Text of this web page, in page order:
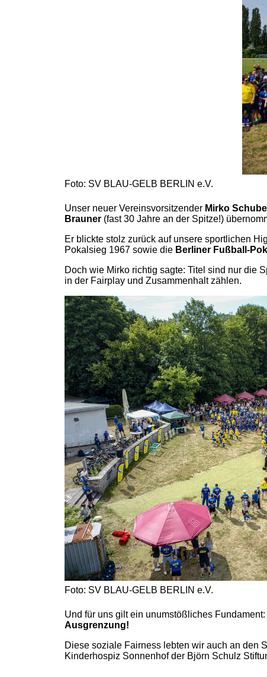
Foto: SV BLAU-GELB BERLIN e.V.
Unser neuer Vereinsvorsitzender Mirko
Brauner (fast 30 Jahre an der Spitze!)
Er blickte stolz zurück auf unsere sportlichen
Pokalsieg 1967 sowie die Berliner Fußball-
Doch wie Mirko richtig sagte: Titel sind nur die
in der Fairplay und Zusammenhalt zählen.
Foto: SV BLAU-GELB BERLIN e.V.
Und für uns gilt ein unumstößliches Fundament:
Ausgrenzung!
Diese soziale Fairness lebten wir auch an den
Kinderhospiz Sonnenhof der Björn Schulz